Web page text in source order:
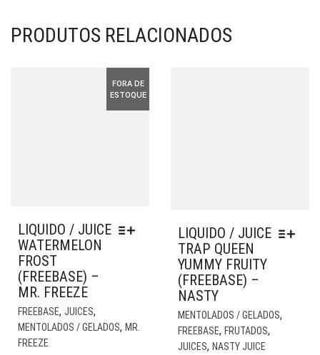
PRODUTOS RELACIONADOS
FORA DE
ESTOQUE
LIQUIDO / JUICE
WATERMELON
FROST
(FREEBASE) –
MR. FREEZE
FREEBASE, JUICES,
MENTOLADOS / GELADOS, MR.
FREEZE
PRODUTO
LIQUIDO / JUICE
TRAP QUEEN
YUMMY FRUITY
(FREEBASE) –
NASTY
MENTOLADOS / GELADOS,
FREEBASE, FRUTADOS,
JUICES, NASTY JUICE